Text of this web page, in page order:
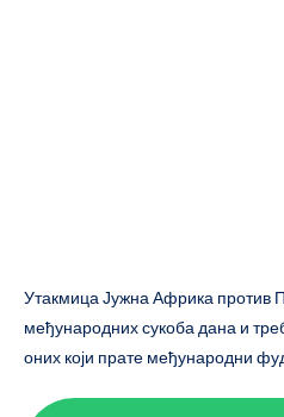
Утакмица Јужна Африка против
међународних сукоба дана и
оних који прате међународни